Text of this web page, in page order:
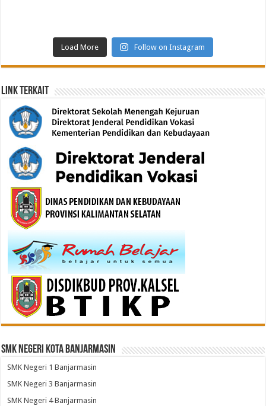
Load More Follow on Instagram
Link Terkait
SMK Negeri Kota Banjarmasin
SMK Negeri 1 Banjarmasin
SMK Negeri 3 Banjarmasin
SMK Negeri 4 Banjarmasin